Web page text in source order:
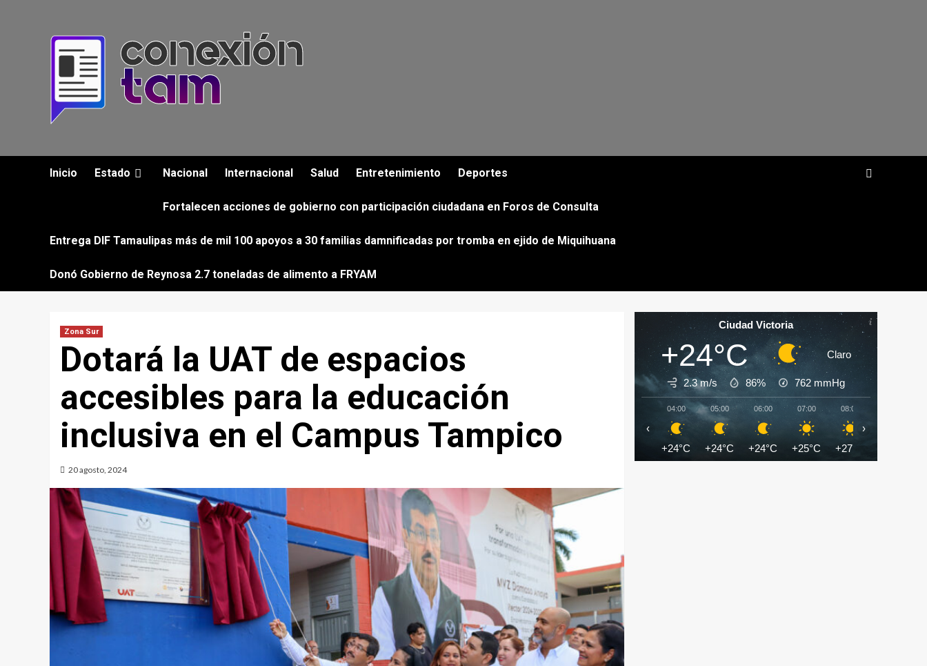
Inicio Estado Nacional Internacional Salud Entretenimiento Deportes
Fortalecen acciones de gobierno con participación ciudadana en Foros de Consulta
Entrega DIF Tamaulipas más de mil 100 apoyos a 30 familias damnificadas por tromba en ejido de Miquihuana
Donó Gobierno de Reynosa 2.7 toneladas de alimento a FRYAM
Zona Sur
Dotará la UAT de espacios
accesibles para la educación
inclusiva en el Campus Tampico
20 agosto, 2024
Ciudad Victoria
+24°C Claro
2.3 m/s 86% 762 mmHg
04:00
+24°C
05:00
+24°C
06:00
+24°C
07:00
+25°C
08:00
+27°C
‹ ›